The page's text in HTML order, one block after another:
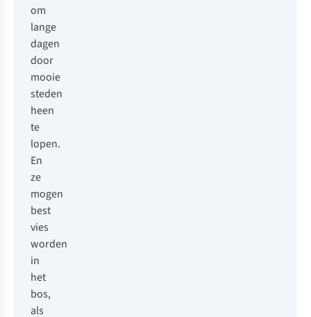
om
lange
dagen
door
mooie
steden
heen
te
lopen.
En
ze
mogen
best
vies
worden
in
het
bos,
als